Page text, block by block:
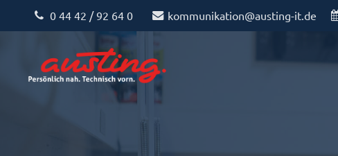
0 44 42 / 92 64 0 kommunikation@austing-it.de